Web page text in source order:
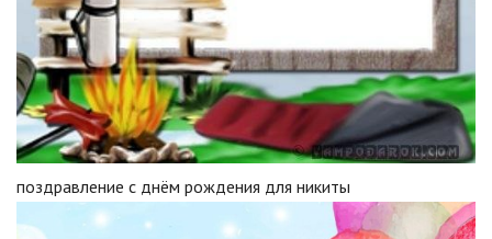
поздравление с днём рождения для никиты